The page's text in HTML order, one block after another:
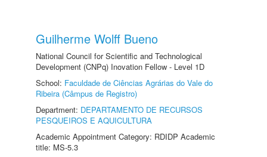
Guilherme Wolff Bueno
National Council for Scientific and Technological
Development (CNPq) Inovation Fellow - Level 1D
School: Faculdade de Ciências Agrárias do Vale do
Ribeira (Câmpus de Registro)
Department: DEPARTAMENTO DE RECURSOS
PESQUEIROS E AQUICULTURA
Academic Appointment Category: RDIDP Academic
title: MS-5.3